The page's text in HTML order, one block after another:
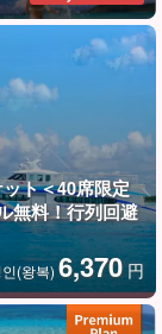
링을 처음 접하는
.
안전장비와 가이
ト＜40席限定
無料！行列回避
(왕복) 6,370 円